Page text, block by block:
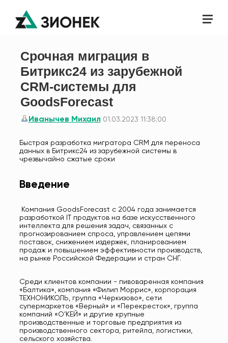
Срочная миграция в
Битрикс24 из зарубежной
CRM-системы для
GoodsForecast
Иванычев Михаил 01.03.2023 11:38:00
Быстрая разработка мигратора CRM для переноса
данных в Битрикс24 из зарубежной системы в
чрезвычайно сжатые сроки
Введение
Компания GoodsForecast с 2004 года занимается
разработкой IT продуктов на базе искусственного
интеллекта для решения задач, связанных с
прогнозированием спроса, управлением цепями
поставок, снижением издержек, планированием
продаж и повышением эффективности производств,
на рынке Российской Федерации и стран СНГ.
Среди клиентов компании - пивоваренная компания
«Балтика», компания «Филип Моррис», корпорация
ТЕХНОНИКОЛЬ, группа «Черкизово», сети
супермаркетов «Верный» и «Перекресток», группа
компаний «О’КЕЙ» и другие крупные
производственные и торговые предприятия из
производственного сектора, ритейла, логистики,
сельского хозяйства.